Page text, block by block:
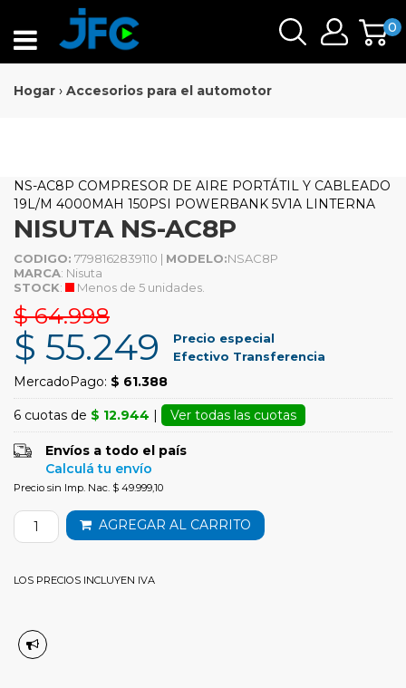
0
Hogar › Accesorios para el automotor
NS-AC8P COMPRESOR DE AIRE PORTÁTIL Y CABLEADO
19L/M 4000MAH 150PSI POWERBANK 5V1A LINTERNA
NISUTA NS-AC8P
CODIGO: 7798162839110 | MODELO:NSAC8P
MARCA: Nisuta
STOCK: Menos de 5 unidades.
$ 64.998
$ 55.249
Precio especial
Efectivo Transferencia
MercadoPago: $ 61.388
6 cuotas de $ 12.944 | Ver todas las cuotas
Envíos a todo el país
Calculá tu envío
Precio sin Imp. Nac. $ 49.999,10
AGREGAR AL CARRITO
LOS PRECIOS INCLUYEN IVA